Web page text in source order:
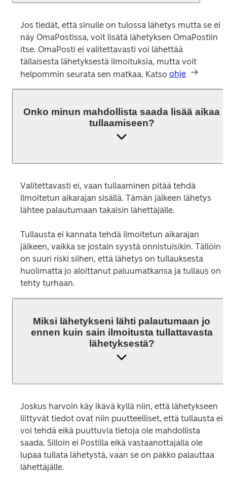
Jos tiedät, että sinulle on tulossa lähetys mutta se ei
näy OmaPostissa, voit lisätä lähetyksen OmaPostiin
itse. OmaPosti ei valitettavasti voi lähettää
tällaisesta lähetyksestä ilmoituksia, mutta voit
helpommin seurata sen matkaa. Katso ohje
Onko minun mahdollista saada lisää aikaa
tullaamiseen?
Valitettavasti ei, vaan tullaaminen pitää tehdä
ilmoitetun aikarajan sisällä. Tämän jälkeen lähetys
lähtee palautumaan takaisin lähettäjälle.
Tullausta ei kannata tehdä ilmoitetun aikarajan
jälkeen, vaikka se jostain syystä onnistuisikin. Tällöin
on suuri riski siihen, että lähetys on tullauksesta
huolimatta jo aloittanut paluumatkansa ja tullaus on
tehty turhaan.
Miksi lähetykseni lähti palautumaan jo
ennen kuin sain ilmoitusta tullattavasta
lähetyksestä?
Joskus harvoin käy ikävä kyllä niin, että lähetykseen
liittyvät tiedot ovat niin puutteelliset, että tullausta ei
voi tehdä eikä puuttuvia tietoja ole mahdollista
saada. Silloin ei Postilla eikä vastaanottajalla ole
lupaa tullata lähetystä, vaan se on pakko palauttaa
lähettäjälle.